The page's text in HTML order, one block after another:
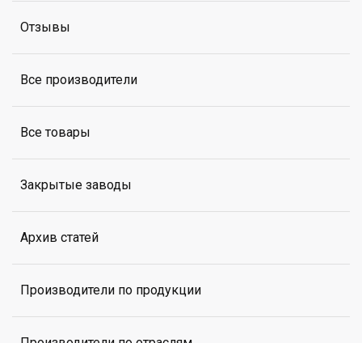
Отзывы
Все производители
Все товары
Закрытые заводы
Архив статей
Производители по продукции